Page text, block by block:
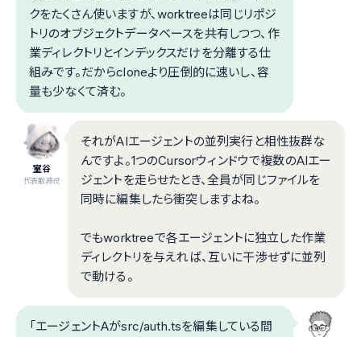
クをたくさん使いますが、worktreeは同じリポジ
トリのオブジェクトデータベースを共有しつつ、作
業ディレクトリとインデックスだけを分離する仕
組みです。だからcloneより圧倒的に速いし、容
量も少なくて済む。
室谷
代表取締役
それがAIエージェントの並列実行と相性抜群な
んですよ。1つのCursorウィンドウで複数のAIエー
ジェントを走らせたとき、全員が同じファイルを
同時に編集したら衝突しますよね。
でもworktreeで各エージェントに独立した作業
ディレクトリを与えれば、互いに干渉せずに並列
で動ける。
「エージェントAがsrc/auth.tsを編集している間